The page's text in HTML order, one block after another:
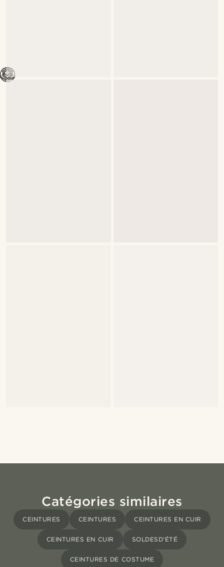
Catégories similaires
CEINTURES CEINTURES CEINTURES EN CUIR
CEINTURES EN CUIR SOLDESD'ÉTÉ
CEINTURES DE COSTUME